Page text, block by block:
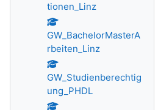
tionen_Linz
GW_BachelorMasterA
rbeiten_Linz
GW_Studienberechtig
ung_PHDL